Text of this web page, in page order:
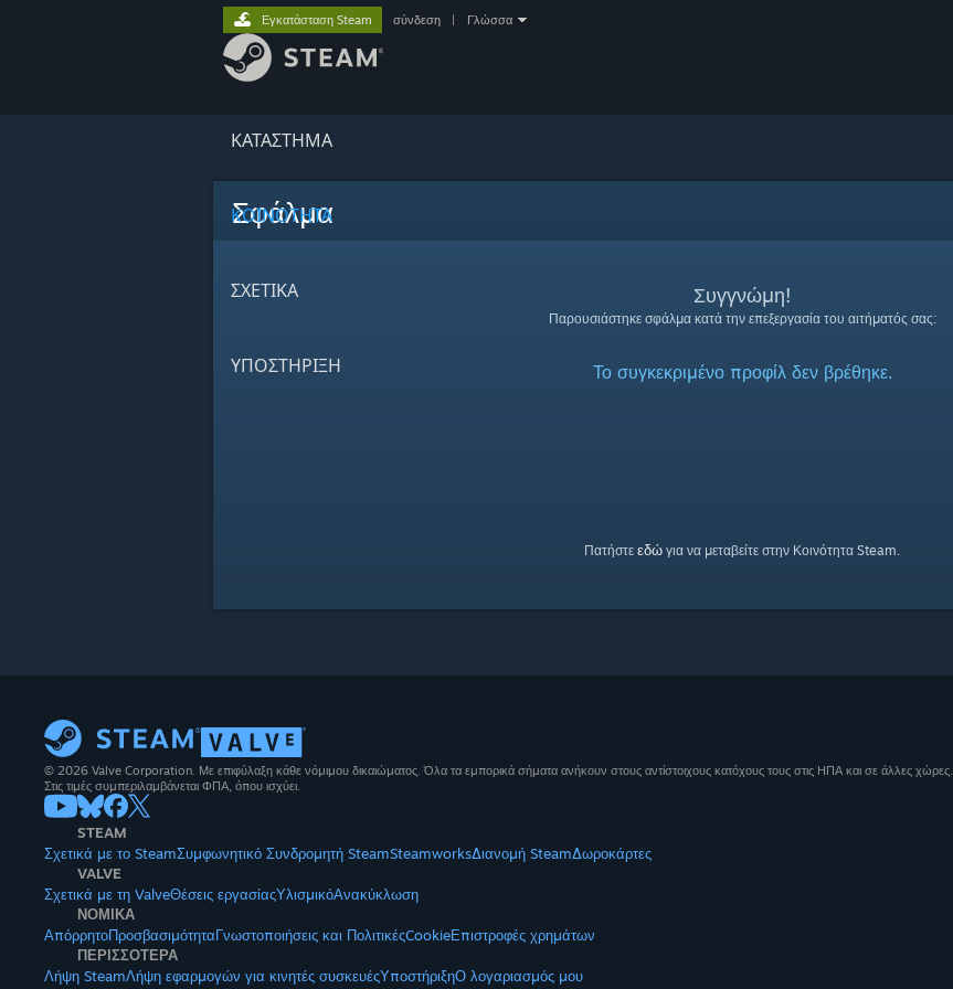
ΚΑΤΑΣΤΗΜΑ
ΚΟΙΝΟΤΗΤΑ
ΣΧΕΤΙΚΆ
ΥΠΟΣΤΗΡΙΞΗ
Εγκατάσταση Steam σύνδεση Γλώσσα
Σφάλμα
Συγγνώμη!
Παρουσιάστηκε σφάλμα κατά την επεξεργασία του αιτήματός σας:
Το συγκεκριμένο προφίλ δεν βρέθηκε.
Πατήστε εδώ για να μεταβείτε στην Κοινότητα Steam.
© 2026 Valve Corporation. Με επιφύλαξη κάθε νόμιμου δικαιώματος. Όλα τα εμπορικά σήματα ανήκουν στους αντίστοιχους κατόχους τους στις ΗΠΑ και σε άλλες χώρες.
Στις τιμές συμπεριλαμβάνεται ΦΠΑ, όπου ισχύει.
STEAM
Σχετικά με το SteamΣυμφωνητικό Συνδρομητή SteamSteamworksΔιανομή SteamΔωροκάρτες
VALVE
Σχετικά με τη ValveΘέσεις εργασίαςΥλισμικόΑνακύκλωση
ΝΟΜΙΚΑ
ΑπόρρητοΠροσβασιμότηταΓνωστοποιήσεις και ΠολιτικέςCookieΕπιστροφές χρημάτων
ΠΕΡΙΣΣΟΤΕΡΑ
Λήψη SteamΛήψη εφαρμογών για κινητές συσκευέςΥποστήριξηΟ λογαριασμός μου